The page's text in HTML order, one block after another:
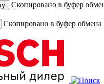
Скопировано в буфер
Скопировано в буфер обмена